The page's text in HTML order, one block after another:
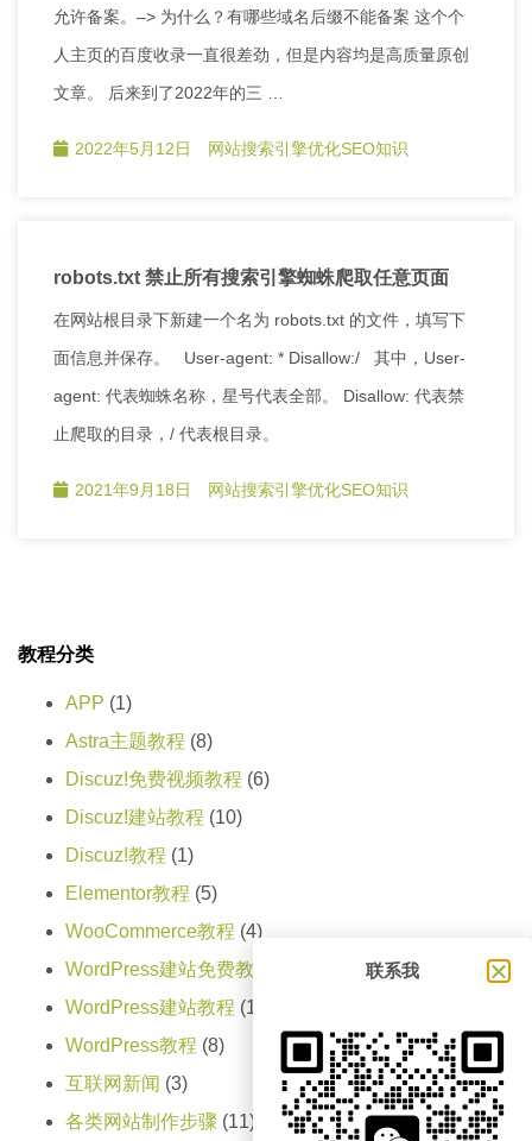
允许备案。–> 为什么？有哪些域名后缀不能备案 这个个
人主页的百度收录一直很差劲，但是内容均是高质量原创
文章。 后来到了2022年的三 …
2022年5月12日 网站搜索引擎优化SEO知识
robots.txt 禁止所有搜索引擎蜘蛛爬取任意页面
在网站根目录下新建一个名为 robots.txt 的文件，填写下
面信息并保存。 User-agent: * Disallow:/ 其中，User-
agent: 代表蜘蛛名称，星号代表全部。 Disallow: 代表禁
止爬取的目录，/ 代表根目录。
2021年9月18日 网站搜索引擎优化SEO知识
教程分类
APP (1)
Astra主题教程 (8)
Discuz!免费视频教程 (6)
Discuz!建站教程 (10)
Discuz!教程 (1)
Elementor教程 (5)
WooCommerce教程 (4)
WordPress建站免费教程
WordPress建站教程 (165)
WordPress教程 (8)
互联网新闻 (3)
各类网站制作步骤 (11)
联系我